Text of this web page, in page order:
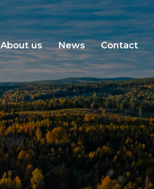
About us News Contact